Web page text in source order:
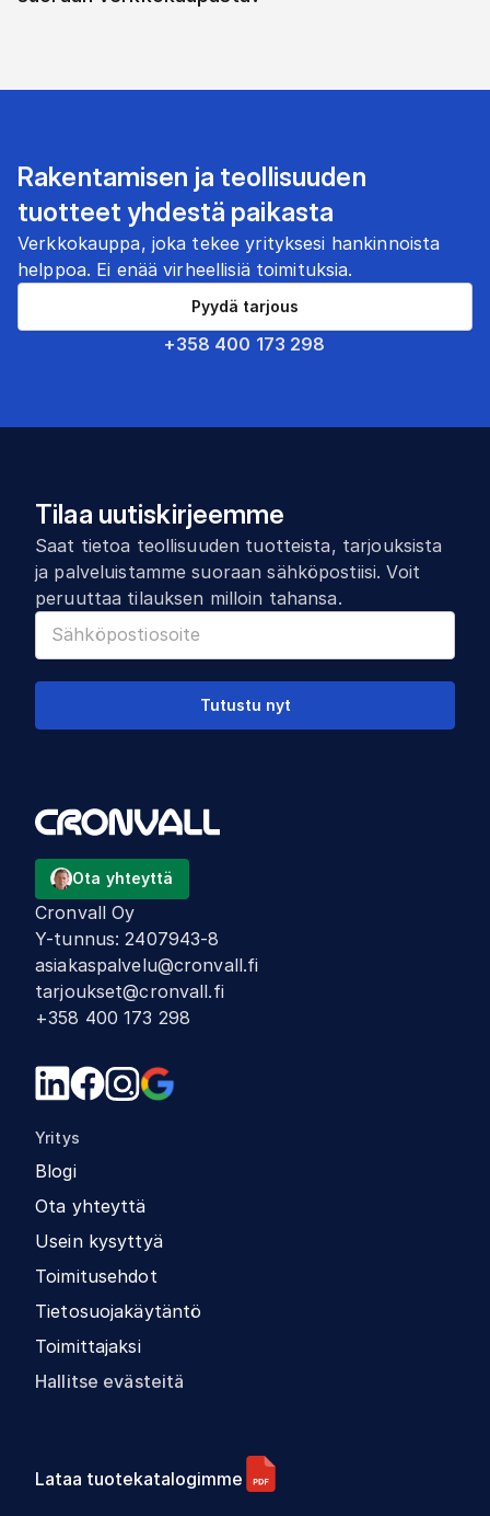
Rakentamisen ja teollisuuden
tuotteet yhdestä paikasta
Verkkokauppa, joka tekee yrityksesi hankinnoista
helppoa. Ei enää virheellisiä toimituksia.
+358 400 173 298
Pyydä tarjous
Tilaa uutiskirjeemme
Saat tietoa teollisuuden tuotteista, tarjouksista
ja palveluistamme suoraan sähköpostiisi. Voit
peruuttaa tilauksen milloin tahansa.
Tutustu nyt
Ota yhteyttä
Cronvall Oy
Y-tunnus:2407943-8
asiakaspalvelu@cronvall.fi
tarjoukset@cronvall.fi
+358 400 173 298
Yritys
Blogi
Ota yhteyttä
Usein kysyttyä
Toimitusehdot
Tietosuojakäytäntö
Toimittajaksi
Hallitse evästeitä
Lataa tuotekatalogimme